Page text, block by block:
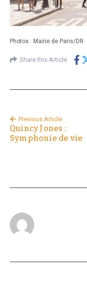
Photos : Mairie de Paris/DR
Share this Article
Previous Article
Quincy Jones :
Symphonie de vie